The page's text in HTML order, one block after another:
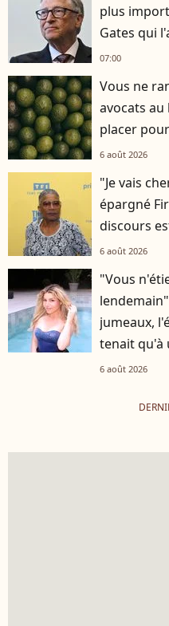
plus
Gates qui
07:00
Vous ne
avocats
placer
6 août 2026
"Je vais
épargné
discours
6 août 2026
"Vous
jumeaux,
tenait qu'à
6 août 2026